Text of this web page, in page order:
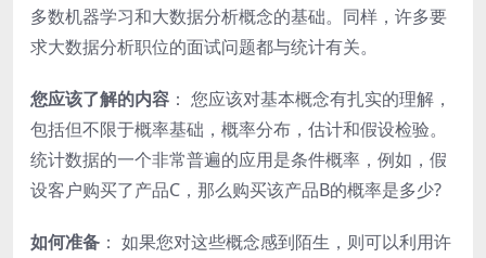
多数机器学习和大数据分析概念的基础。同样，许多要
求大数据分析职位的面试问题都与统计有关。
您应该了解的内容 ： 您应该对基本概念有扎实的理解，
包括但不限于概率基础，概率分布，估计和假设检验。
统计数据的一个非常普遍的应用是条件概率，例如，假
设客户购买了产品C，那么购买该产品B的概率是多少?
如何准备 ： 如果您对这些概念感到陌生，则可以利用许